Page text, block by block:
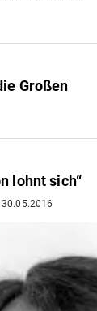
Großen
lohnt sich“
30.05.2016